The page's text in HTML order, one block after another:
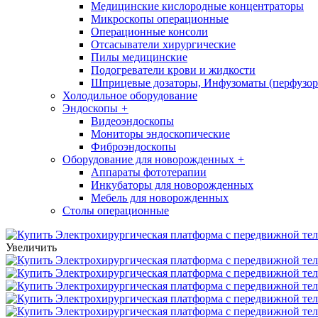
Медицинские кислородные концентраторы
Микроскопы операционные
Операционные консоли
Отсасыватели хирургические
Пилы медицинские
Подогреватели крови и жидкости
Шприцевые дозаторы, Инфузоматы
Холодильное оборудование
Эндоскопы +
Видеоэндоскопы
Мониторы эндоскопические
Фиброэндоскопы
Оборудование для новорожденных +
Аппараты фототерапии
Инкубаторы для новорожденных
Мебель для новорожденных
Столы операционные
Увеличить